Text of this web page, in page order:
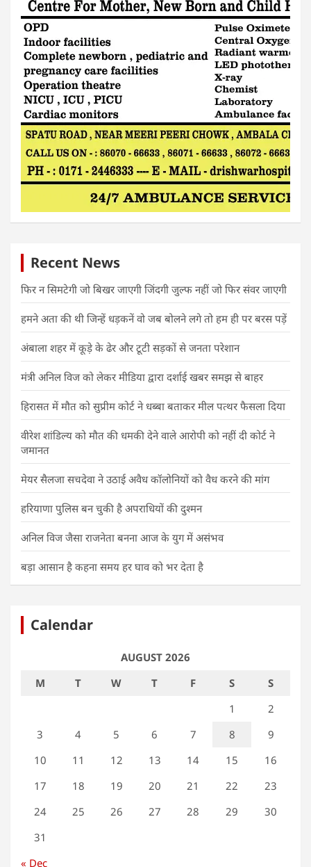
Recent News
फिर न सिमटेगी जो बिखर जाएगी जिंदगी जुल्फ नहीं जो फिर संवर जाएगी
हमने अता की थी जिन्हें धड़कनें वो जब बोलने लगे तो हम ही पर बरस पड़ें
अंबाला शहर में कूड़े के ढेर और टूटी सड़कों से जनता परेशान
मंत्री अनिल विज को लेकर मीडिया द्वारा दर्शाई खबर समझ से बाहर
हिरासत में मौत को सुप्रीम कोर्ट ने धब्बा बताकर मील पत्थर फैसला दिया
वीरेश शांडिल्य को मौत की धमकी देने वाले आरोपी को नहीं दी कोर्ट ने
जमानत
मेयर सैलजा सचदेवा ने उठाई अवैध कॉलोनियों को वैध करने की मांग
हरियाणा पुलिस बन चुकी है अपराधियों की दुश्मन
अनिल विज जैसा राजनेता बनना आज के युग में असंभव
बड़ा आसान है कहना समय हर घाव को भर देता है
Calendar
AUGUST 2026
M
T W T F S
S
1
2
3
4 5 6 7 8
9
10
11 12 13 14 15
16
17
18 19 20 21 22
23
24
25 26 27 28 29
30
31
« Dec